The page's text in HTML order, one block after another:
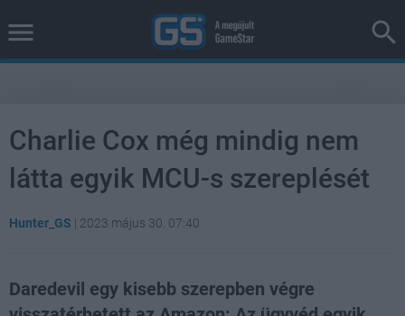
Charlie Cox még mindig nem
látta egyik MCU-s szereplését
Hunter_GS | 2023 május 30. 07:40
Daredevil egy kisebb szerepben végre